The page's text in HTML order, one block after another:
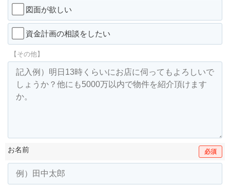
図面が欲しい
資金計画の相談をしたい
【その他】
お名前 必須